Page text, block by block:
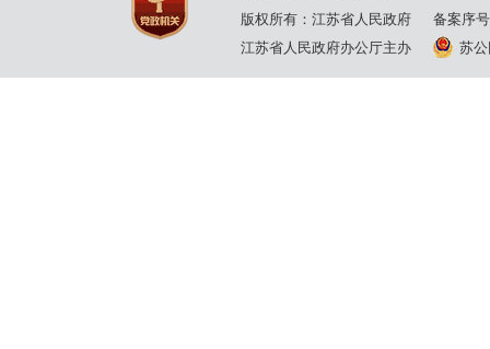
版权所有：江苏省人民政府
备案序
江苏省人民政府办公厅主办
苏